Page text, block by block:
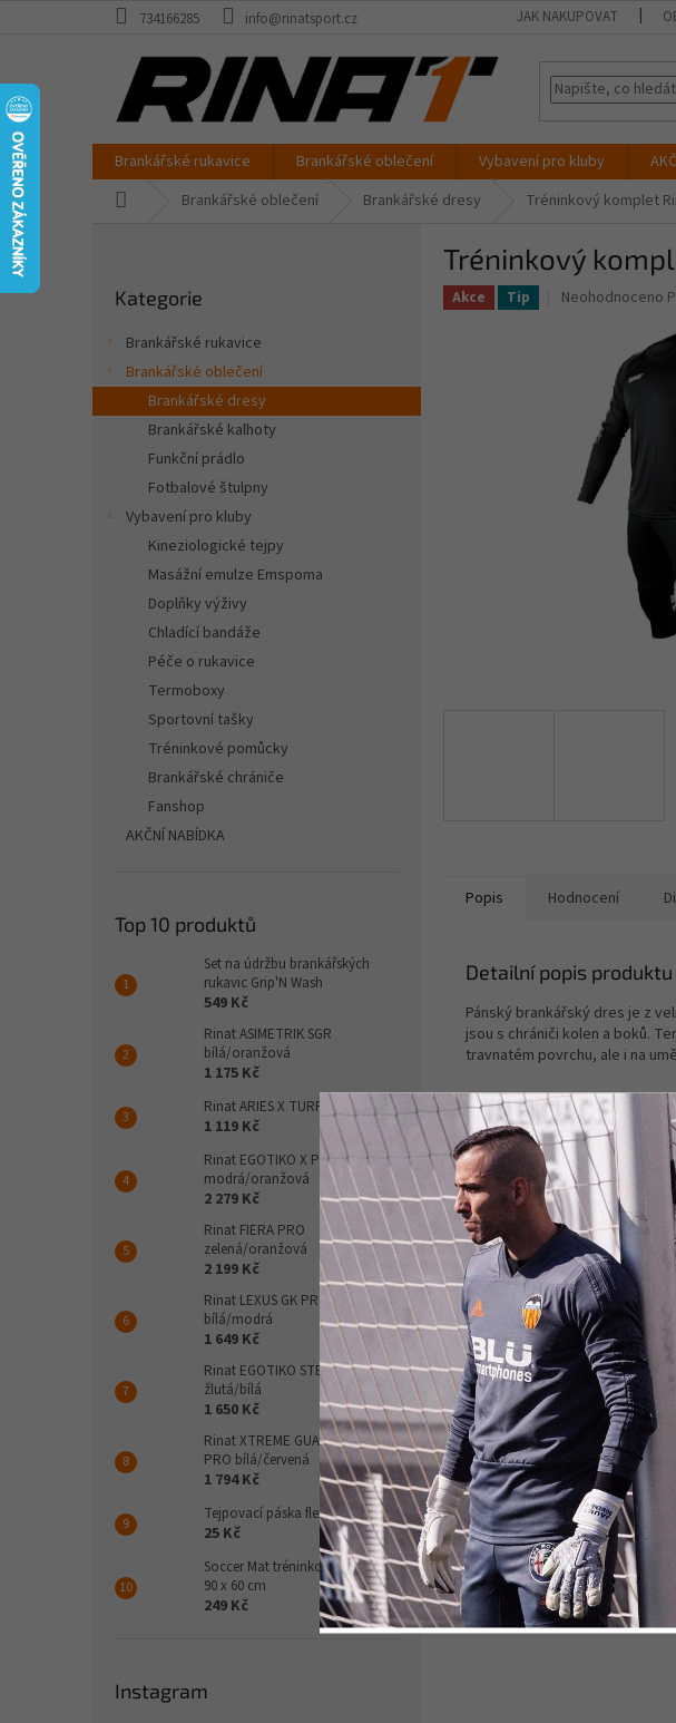
734166285 info@rinatsport.cz JAK NAKUPOVAT
Brankářské rukavice Brankářské oblečení Vybavení pro kluby
Brankářské oblečení Brankářské dresy Tréninkový komplet
n
kategorie
Kategorie
Brankářské rukavice
Brankářské oblečení
Brankářské dresy
Brankářské kalhoty
Funkční prádlo
Fotbalové štulpny
Vybavení pro kluby
Kineziologické tejpy
Masážní emulze Emspoma
Doplňky výživy
Chladící bandáže
Péče o rukavice
Termoboxy
Sportovní tašky
Tréninkové pomůcky
Brankářské chrániče
Fanshop
AKČNÍ NABÍDKA
Top 10 produktů
Set na údržbu brankářských
rukavic Grip'N Wash
549 Kč
Rinat ASIMETRIK SGR
bílá/oranžová
1 175 Kč
Rinat ARIES X TURF černá
1 119 Kč
Rinat EGOTIKO X PRO
modrá/oranžová
2 279 Kč
Rinat FIERA PRO
zelená/oranžová
2 199 Kč
Rinat LEXUS GK PRO
bílá/modrá
1 649 Kč
Rinat EGOTIKO STELLAR PRO
žlutá/bílá
1 650 Kč
Rinat XTREME GUARD ZHERO
PRO bílá/červená
1 794 Kč
Tejpovací páska flexibilní
25 Kč
Soccer Mat tréninková podložka
90 x 60 cm
249 Kč
Instagram
Tréninkový
Akce Tip
Průměrné
hvězdiček.
Neohodnoceno
Popis Hodnocení
Detailní popis produktu
Pánský brankářský dres je z
jsou s chrániči kolen a boků.
travnatém povrchu, ale i na